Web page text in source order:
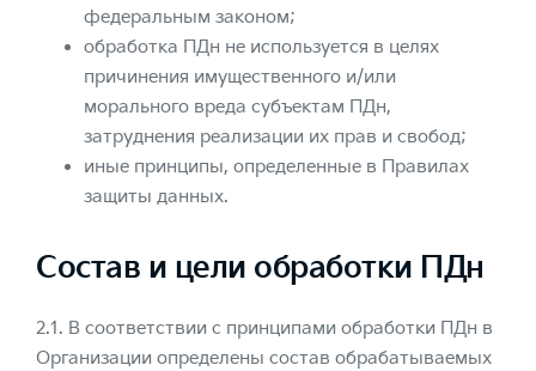
федеральным законом;
обработка ПДн не используется в целях
причинения имущественного и/или
морального вреда субъектам ПДн,
затруднения реализации их прав и свобод;
иные принципы, определенные в Правилах
защиты данных.
Состав и цели обработки ПДн
2.1. В соответствии с принципами обработки ПДн в
Организации определены состав обрабатываемых